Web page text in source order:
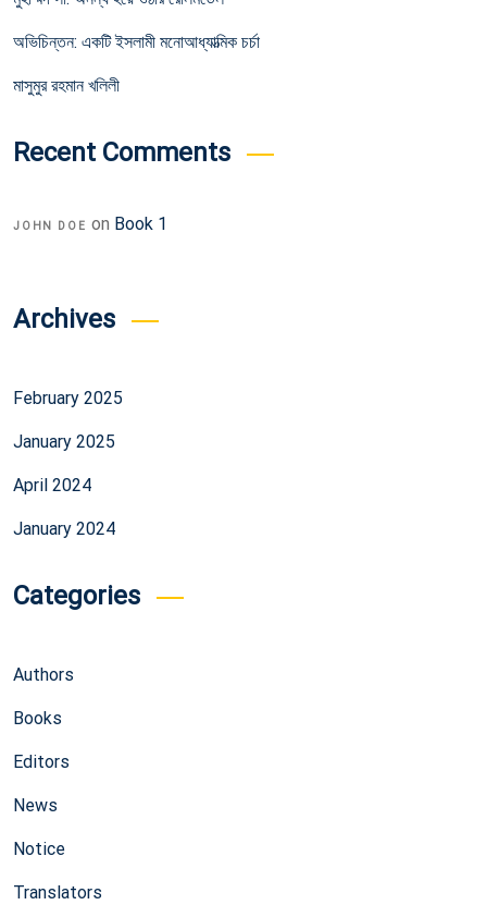
অভিচিন্তন: একটি ইসলামী মনোআধ্যাত্মিক চর্চা
মাসুমুর রহমান খলিলী
Recent Comments
JOHN DOE on Book 1
Archives
February 2025
January 2025
April 2024
January 2024
Categories
Authors
Books
Editors
News
Notice
Translators